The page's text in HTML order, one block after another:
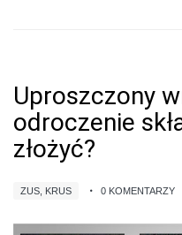
Uproszczony
odroczenie
złożyć?
ZUS, KRUS 0 KOMENTARZY